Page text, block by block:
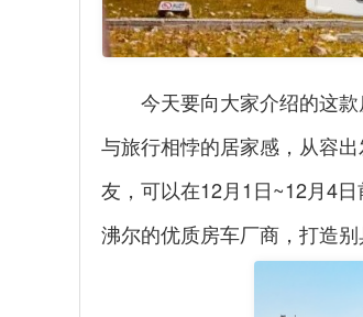
今天要向大家介绍的这
与旅行相悖的居家感，从容
友，可以在12月1日~12月4
沸尔的优质房车厂商，打造
拓锐斯特新Daily（欧胜）